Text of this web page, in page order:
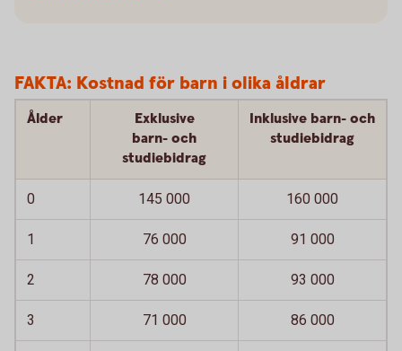
FAKTA: Kostnad för barn i olika åldrar
Ålder
Exklusive
barn- och
studiebidrag
Inklusive barn- och
studiebidrag
0 145 000 160 000
1 76 000 91 000
2 78 000 93 000
3 71 000 86 000